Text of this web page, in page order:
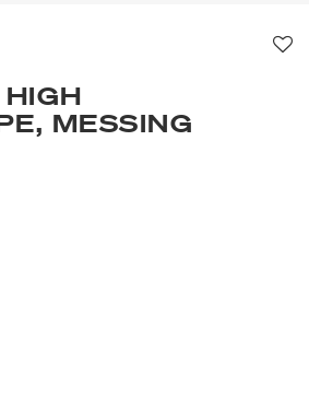
MESSING